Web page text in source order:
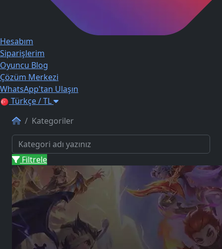
Hesabım
Siparişlerim
Oyuncu Blog
Çözüm Merkezi
WhatsApp'tan Ulaşın
Türkçe / TL
Kategoriler
Filtrele